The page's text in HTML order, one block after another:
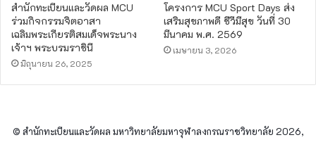
สำนักทะเบียนและวัดผล MCU
ร่วมกิจกรรมจิตอาสา
เฉลิมพระเกียรติสมเด็จพระนาง
เจ้าฯ พระบรมราชินี
มิถุนายน 26, 2025
โครงการ MCU Sport Days ส่ง
เสริมสุขภาพดี ชีวีมีสุข วันที่ 30
มีนาคม พ.ศ. 2569
เมษายน 3, 2026
© สำนักทะเบียนและวัดผล มหาวิทยาลัยมหาจุฬาลงกรณราชวิทยาลัย 2026,